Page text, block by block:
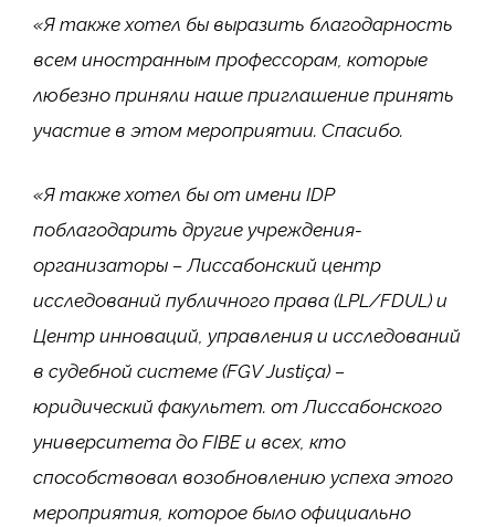
«Я также хотел бы выразить благодарность
всем иностранным профессорам, которые
любезно приняли наше приглашение принять
участие в этом мероприятии. Спасибо.
«Я также хотел бы от имени IDP
поблагодарить другие учреждения-
организаторы – Лиссабонский центр
исследований публичного права (LPL/FDUL) и
Центр инноваций, управления и исследований
в судебной системе (FGV Justiça) –
юридический факультет. от Лиссабонского
университета до FIBE и всех, кто
способствовал возобновлению успеха этого
мероприятия, которое было официально